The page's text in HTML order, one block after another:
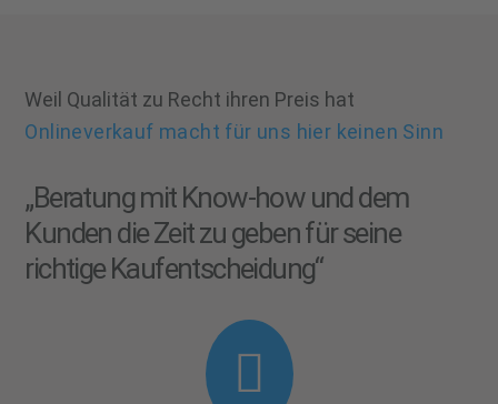
Weil Qualität zu Recht ihren Preis hat
Onlineverkauf macht für uns hier keinen Sinn
„Beratung mit Know-how und dem
Kunden die Zeit zu geben für seine
richtige Kaufentscheidung“
